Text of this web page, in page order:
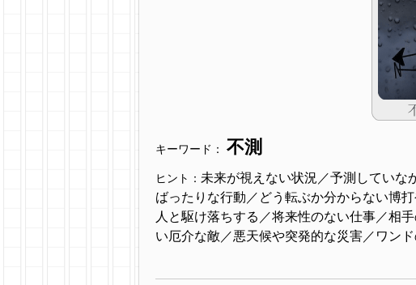
キーワード： 不測
ヒント： 未来が視えない状況／予測していな
ばったりな行動／どう転ぶか分からない博
人と駆け落ちする／将来性のない仕事／相
い厄介な敵／悪天候や突発的な災害／ワンド